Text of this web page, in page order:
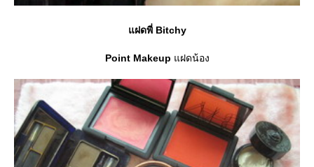
ฝดพี่ Bitchy
Point Makeup ฝดน้อง